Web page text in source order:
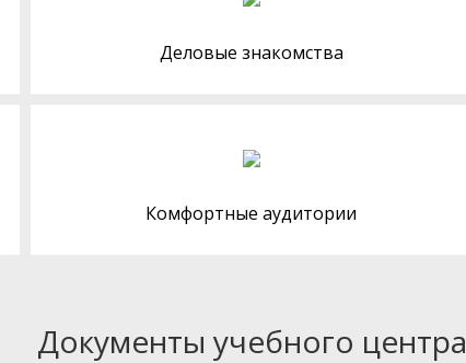
Деловые знакомства
Комфортные аудитории
Документы учебного центра